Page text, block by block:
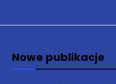
Nowe publikacje